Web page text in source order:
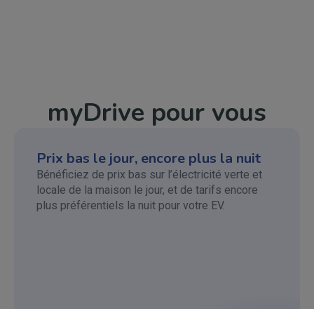
myDrive pour vous
Prix bas le jour, encore plus la nuit
Bénéficiez de prix bas sur l’électricité verte et
locale de la maison le jour, et de tarifs encore
plus préférentiels la nuit pour votre EV.